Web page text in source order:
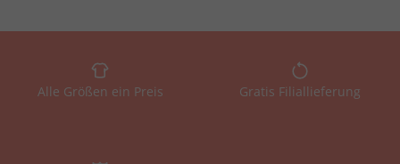
Alle Größen ein Preis Gratis Filiallieferung